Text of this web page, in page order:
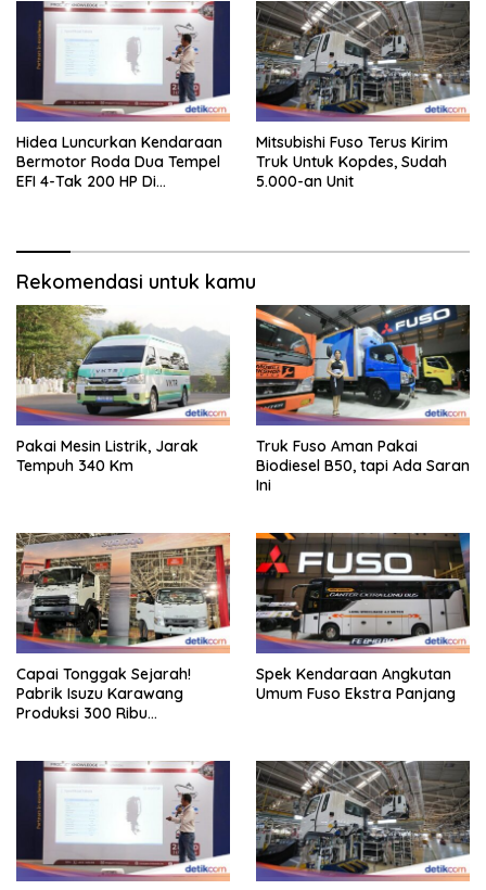
Hidea Luncurkan Kendaraan
Bermotor Roda Dua Tempel
EFI 4-Tak 200 HP Di
Mitsubishi Fuso Terus Kirim
Truk Untuk Kopdes, Sudah
5.000-an Unit
Rekomendasi untuk kamu
Pakai Mesin Listrik, Jarak
Tempuh 340 Km
Truk Fuso Aman Pakai
Biodiesel B50, tapi Ada Saran
Ini
Capai Tonggak Sejarah!
Pabrik Isuzu Karawang
Produksi 300 Ribu
Spek Kendaraan Angkutan
Umum Fuso Ekstra Panjang